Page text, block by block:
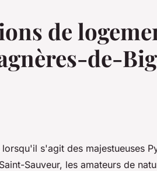
de
de-
s'agit des majestueuses
Sauveur, les amateurs de